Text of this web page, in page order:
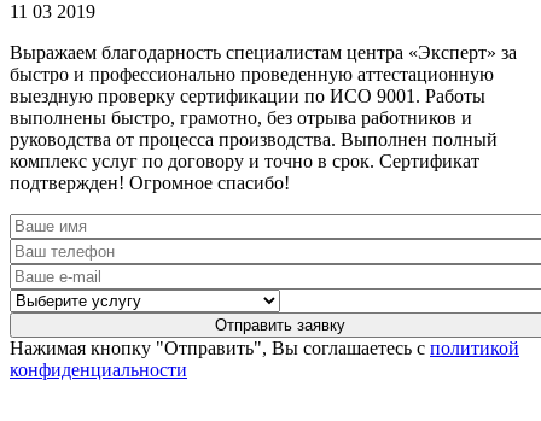
11 03 2019
Выражаем благодарность специалистам центра «Эксперт» за
быстро и профессионально проведенную аттестационную
выездную проверку сертификации по ИСО 9001. Работы
выполнены быстро, грамотно, без отрыва работников и
руководства от процесса производства. Выполнен полный
комплекс услуг по договору и точно в срок. Сертификат
подтвержден! Огромное спасибо!
Нажимая кнопку "Отправить", Вы соглашаетесь с политикой
конфиденциальности